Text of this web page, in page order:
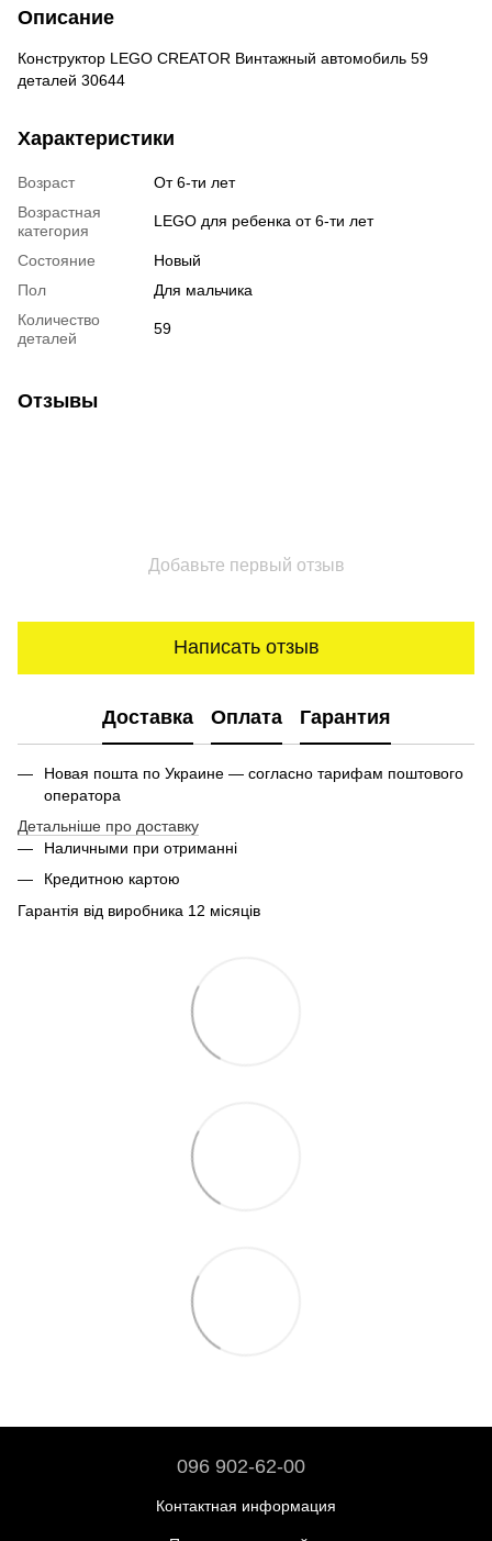
Описание
Конструктор LEGO CREATOR Винтажный автомобиль 59
деталей 30644
Характеристики
Возраст
От 6-ти лет
Возрастная
категория
LEGO для ребенка от 6-ти лет
Состояние
Новый
Пол
Для мальчика
Количество
деталей
59
Отзывы
Добавьте первый отзыв
Написать отзыв
Доставка Оплата Гарантия
Новая пошта по Украине — согласно тарифам поштового
оператора
Детальніше про доставку
Наличными при отриманні
Кредитною картою
Гарантія від виробника 12 місяців
096 902-62-00
Контактная информация